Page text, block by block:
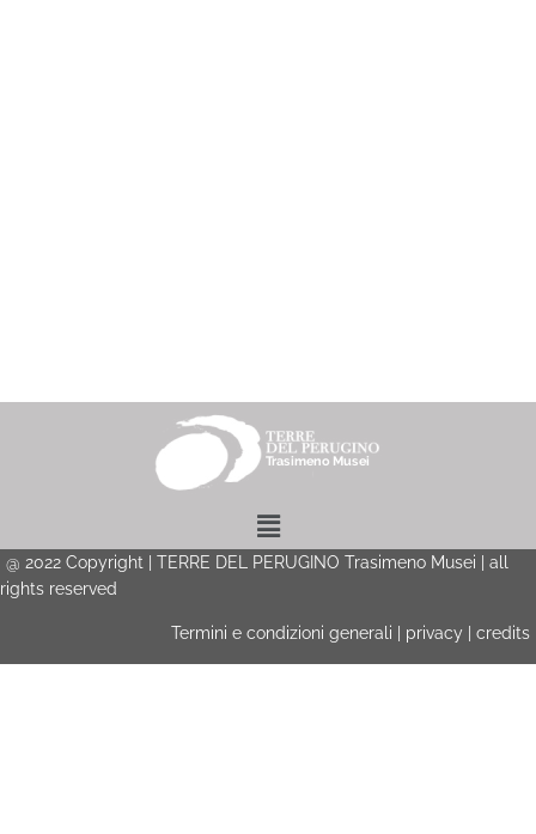
Menu
@ 2022 Copyright | TERRE DEL PERUGINO Trasimeno Musei | all
rights reserved
Termini e condizioni generali privacy credits